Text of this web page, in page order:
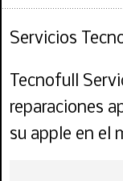
Servicios
Tecnofull
reparaciones
su apple en el